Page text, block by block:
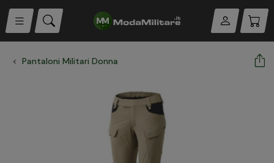
Pantaloni Militari Donna